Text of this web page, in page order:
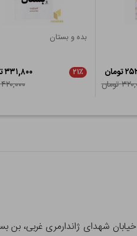
تومان
بده و بستان
۲۱٪
۳۳۱,۸۰۰ تومان
۴۲۰,۰۰۰ تومان